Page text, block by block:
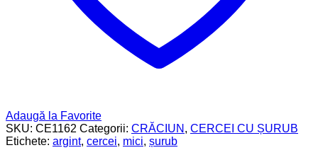
Adaugă la Favorite
SKU: CE1162 Categorii: CRĂCIUN , CERCEI CU ȘURUB
Etichete: argint, cercei, mici, șurub